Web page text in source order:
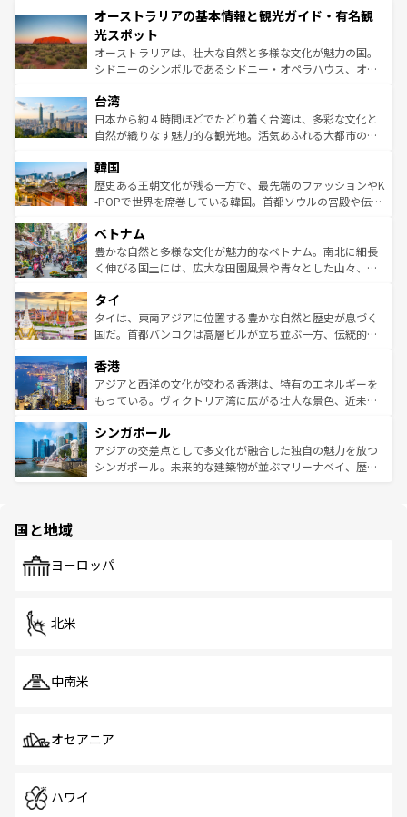
部のニューオーリンズでは、音楽と美食が融合した独特の
文化が魅力。旅行者はアメリカの各地域で異なる魅力を楽
しみながら、その多様性と豊かな歴史を感じることができ
るだろう。車でのロードトリップや列車の旅も、アメリカ
情報は
ワイ島は見逃せない。また、定番の観光地といえばオアフ
島だが、静かな自然を求めるならマウイ島やカウアイ島が
おすすめ。エメラルドグリーンに輝く海をはじめ、豊かな
文化や歴史が息づいている。「アロハスピリット」と呼ば
人々、おいしいローカルフードやハワイアンミュージッ
ク、伝統的なフラダンスなど、すべてがハワイの魅力を彩
っている。訪れるたびに新しい発見と感動が待っているハ
はコンテンツ一覧
オーストラリアの基本情報と観光ガイド・有名観
光スポット
オーストラリアは、壮大な自然と多様な文化が魅力の国。
シドニーのシンボルであるシドニー・オペラハウス、オー
リアリーフや大陸中央部にそびえるウルル（エアーズロッ
ク）、タスマニアの美しい原生林やケアンズの熱帯雨林な
ど、見どころがたくさん。また、カフェやワイン、オージ
いる。アクティビティも充実しており、サーフィンやダイ
ビング、ハイキングなど、アウトドア好きにはたまらな
い。オーストラリアの多彩な魅力を存分に味わいつくそ
参照してほしい。
台湾
日本から約４時間ほどでたどり着く台湾は、多彩な文化と
自然が織りなす魅力的な観光地。活気あふれる大都市の台
ン）、静ひつな山岳地帯である台湾東部など、都市の喧騒
と山間の静けさが共存しており、訪れる人に新しい発見と
驚きをもたらしてくれる。また、奥深い台湾の食文化も魅
容にもいいと評判のスイーツなど、バラエティ豊かな料理
が味わえる。 なお、新着の台湾情報は コンテンツ一覧を参
照してほしい。
韓国
歴史ある王朝文化が残る一方で、最先端のファッションやK
-POPで世界を席巻している韓国。首都ソウルの宮殿や伝統
き、地方に足を延ばせば四季折々の自然美を楽しむことが
できる。そして、キムチや焼肉、絶品のストリートフード
まで、さまざまな韓国料理が待っている。夜には、韓国な
リティに包まれながら、韓国の多彩な魅力を心ゆくまで味
わってみてほしい。 なお、新着の韓国情報はコンテンツ一
覧を参照してほしい。
ベトナム
豊かな自然と多様な文化が魅力的なベトナム。南北に細長
く伸びる国土には、広大な田園風景や青々とした山々、世
急速な発展と共に伝統が息づく。ハノイの古い町並みやホ
ーチミン市のフランス統治時代の建物も、独特の雰囲気を
醸し出している。また、バラエティの豊かさとおいしさで
とつ。フォーやバインミー、ベトナムコーヒーなどは、ぜ
ひ現地で味わいたい。どの地域を訪れてもあたたかい人々
が旅行者を迎えてくれるので、きっと忘れられない旅にな
参照してほしい。
タイ
タイは、東南アジアに位置する豊かな自然と歴史が息づく
国だ。首都バンコクは高層ビルが立ち並ぶ一方、伝統的な
の活気が交差している。北部ではチェンマイなどの山岳地
帯で自然と触れ合い、南部ではプーケットやクラビの美し
いビーチでリゾート気分を楽しむことができる。タイ料理
激する。気候は一年中温暖で、どの季節にも異なる楽しみ
が待っている。親しみやすいタイの人々、仏教を中心とし
た文化、そして多様な観光資源が、訪れる旅人を魅了し続
香港
アジアと西洋の文化が交わる香港は、特有のエネルギーを
もっている。ヴィクトリア湾に広がる壮大な景色、近未来
み、どこを訪れても感動するはず。観光スポットが密集し
ており、効率よく見どころを回れるのも魅力。息をのむよ
うな絶景から文化的な体験まで、香港を存分に楽しみ尽く
シンガポール
アジアの交差点として多文化が融合した独自の魅力を放つ
シンガポール。未来的な建築物が並ぶマリーナベイ、歴史
で、ホーカーズは地元の風情を楽しめる外せないスポット
国と地域
ヨーロッパ
北米
中南米
オセアニア
ハワイ